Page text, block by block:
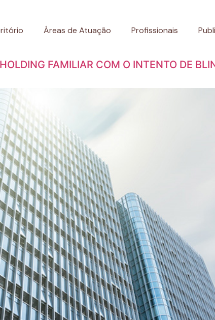
Áreas de Atuação Profissionais
FAMILIAR COM O INTENTO DE